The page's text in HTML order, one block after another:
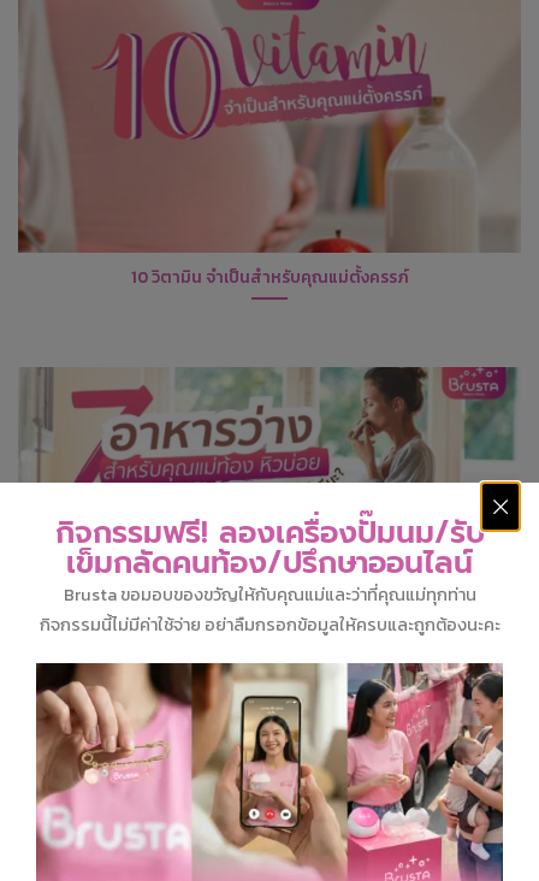
10 วิตามิน จำเป็นสำหรับคุณแม่ตั้งครรภ์
7 อาหารว่างสำหรับคุณแม่ท้อง หิวบ่อย
กิจกรรมฟรี! ลองเครื่องปั๊มนม/รับ
เข็มกลัดคนท้อง/ปรึกษาออนไลน์
Brusta ขอมอบของขวัญให้กับคุณแม่และว่าที่คุณแม่ทุกท่าน
กิจกรรมนี้ไม่มีค่าใช้จ่าย อย่าลืมกรอกข้อมูลให้ครบและถูกต้องนะคะ